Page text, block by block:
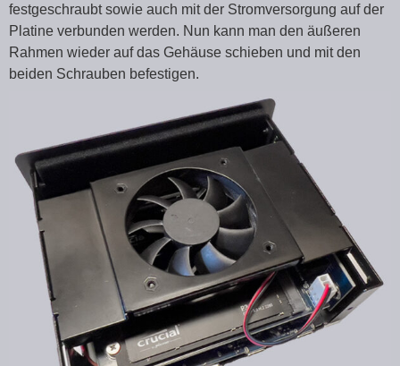
festgeschraubt sowie auch mit der Stromversorgung auf der
Platine verbunden werden. Nun kann man den äußeren
Rahmen wieder auf das Gehäuse schieben und mit den
beiden Schrauben befestigen.